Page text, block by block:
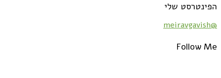
הפינטרסט שלי
@meiravgavish
Follow Me